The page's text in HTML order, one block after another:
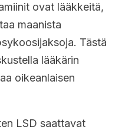
ovat lääkkeitä,
maanista
Tästä
lääkärin
oikeanlaisen
LSD saattavat